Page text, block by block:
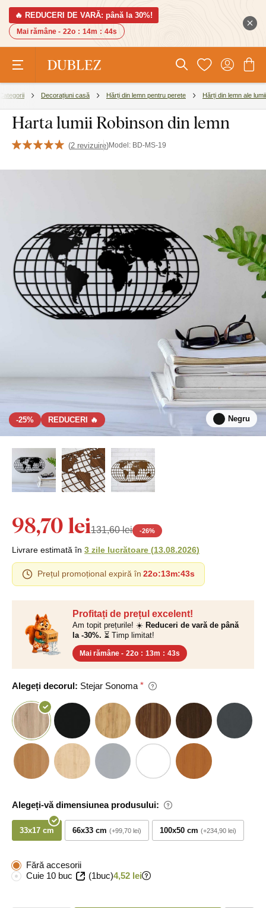
🔥 REDUCERI DE VARĂ: până la 30%!
Mai rămâne - 22o : 14m : 43s
Decorațiuni casă Hărți din lemn pentru perete Hărți din lemn ale lumii
Harta lumii Robinson din lemn
(2 revizuire)Model: BD-MS-19
-25% REDUCERI 🔥 Negru
Profitați de prețul excelent!
Am topit prețurile! ☀️ Reduceri de vară de până
la -30%. ⏳ Timp limitat!
Mai rămâne - 22o : 13m : 42s
Alegeți decorul: Stejar Sonoma
Alegeți-vă dimensiunea produsului:
33x17 cm 66x33 cm +99,70 lei 100x50 cm +234,90 lei
98,70 lei131,60 lei -26%
Livrare estimată în 3 zile lucrătoare (13.08.2026)
Prețul promoțional expiră în 22o:13m:42s
Fără accesorii
Cuie 10 buc
(1buc)4,52 lei